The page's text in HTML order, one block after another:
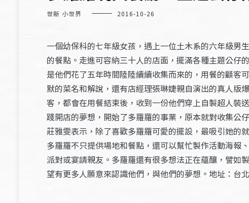
世新 小世界 2016-10-26
一個幼保科的七年級女孩，遇上一位土木系的六年級男
的餐點。走進可容納三十人的店面，擺滿各種主題公仔
是他們花了五年時間陸陸續續收集而來的，用餐的顧客
默的菜名和解說，還有店經理張琳婕親自演出的真人版
客，都會在用餐結束後，收到一份他們穿上自製超人裝
踐開店的夢想，開始了多羅羅的事業，原本就對收集公
莊雅雯表示，除了喜歡多羅羅可愛的擺設，最吸引她的
多羅羅不只提供場地和餐點，還可以幫忙製作活動海報
派對或宴請親友。多羅羅還有很多想法正在蘊釀，譬如
望有更多人願意來認識他們，與他們的夢想。地址：台